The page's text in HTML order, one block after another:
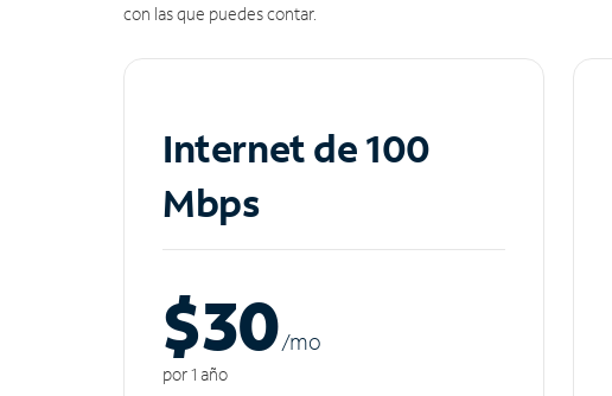
con las que puedes contar.
Internet de 100
Mbps
$30/mo
por 1 año